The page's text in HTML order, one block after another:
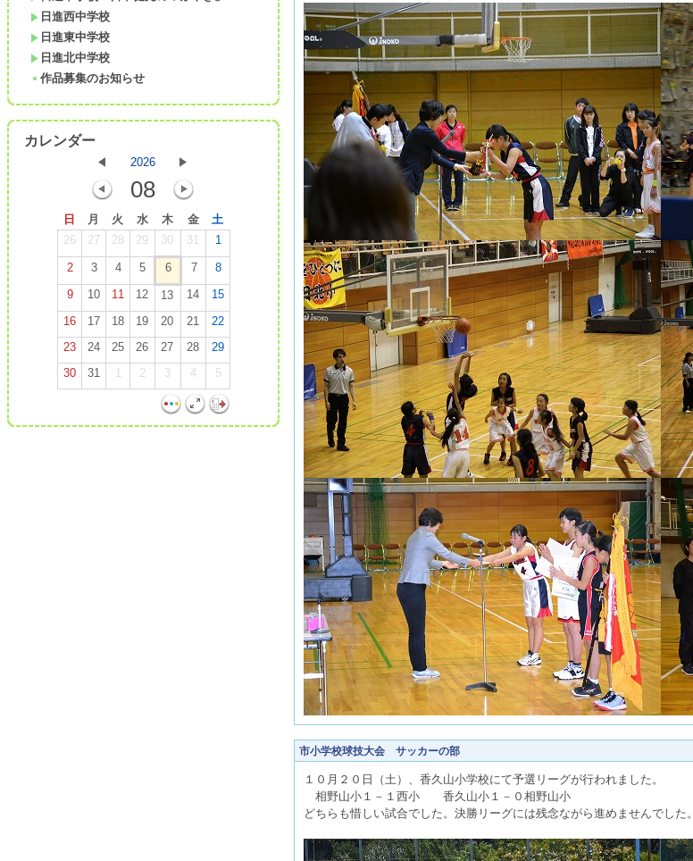
日進西中学校
日進東中学校
日進北中学校
作品募集のお知らせ
カレンダー
2026
08
日 月 火 水 木 金
土
26
27 28 29 30 31 1
2 3 4 5 6 7
8
9
10 11 12 13 14
15
16
17 18 19 20 21
22
23
24 25 26 27 28
29
30
31 1 2 3 4 5
市小学校球技大会 サッカーの部
１０月２０日（土）、香久山小学校にて予選リーグが行われました。
相野山小１－１西小 香久山小１－０相野山小
どちらも惜しい試合でした。決勝リーグには残念ながら進めませんでした。